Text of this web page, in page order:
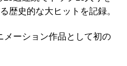
歴史的な大ヒットを記録。
メーション作品として初の